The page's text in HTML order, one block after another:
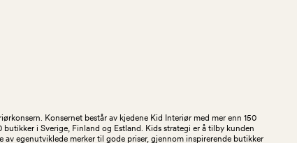
Konsernet består av kjedene Kid Interiør med mer enn 150
i Sverige, Finland og Estland. Kids strategi er å tilby kunden
egenutviklede merker til gode priser, gjennom inspirerende butikker